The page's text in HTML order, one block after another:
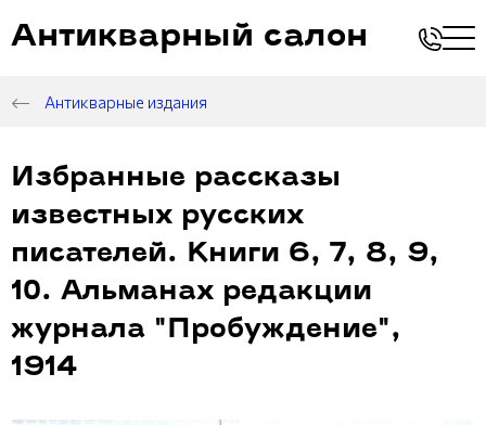
Антикварный салон
Антикварные издания
Избранные рассказы
известных русских
писателей. Книги 6, 7, 8, 9,
10. Альманах редакции
журнала "Пробуждение",
1914